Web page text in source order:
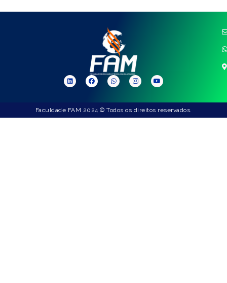
Faculdade FAM 2024 © Todos os direitos reservados.